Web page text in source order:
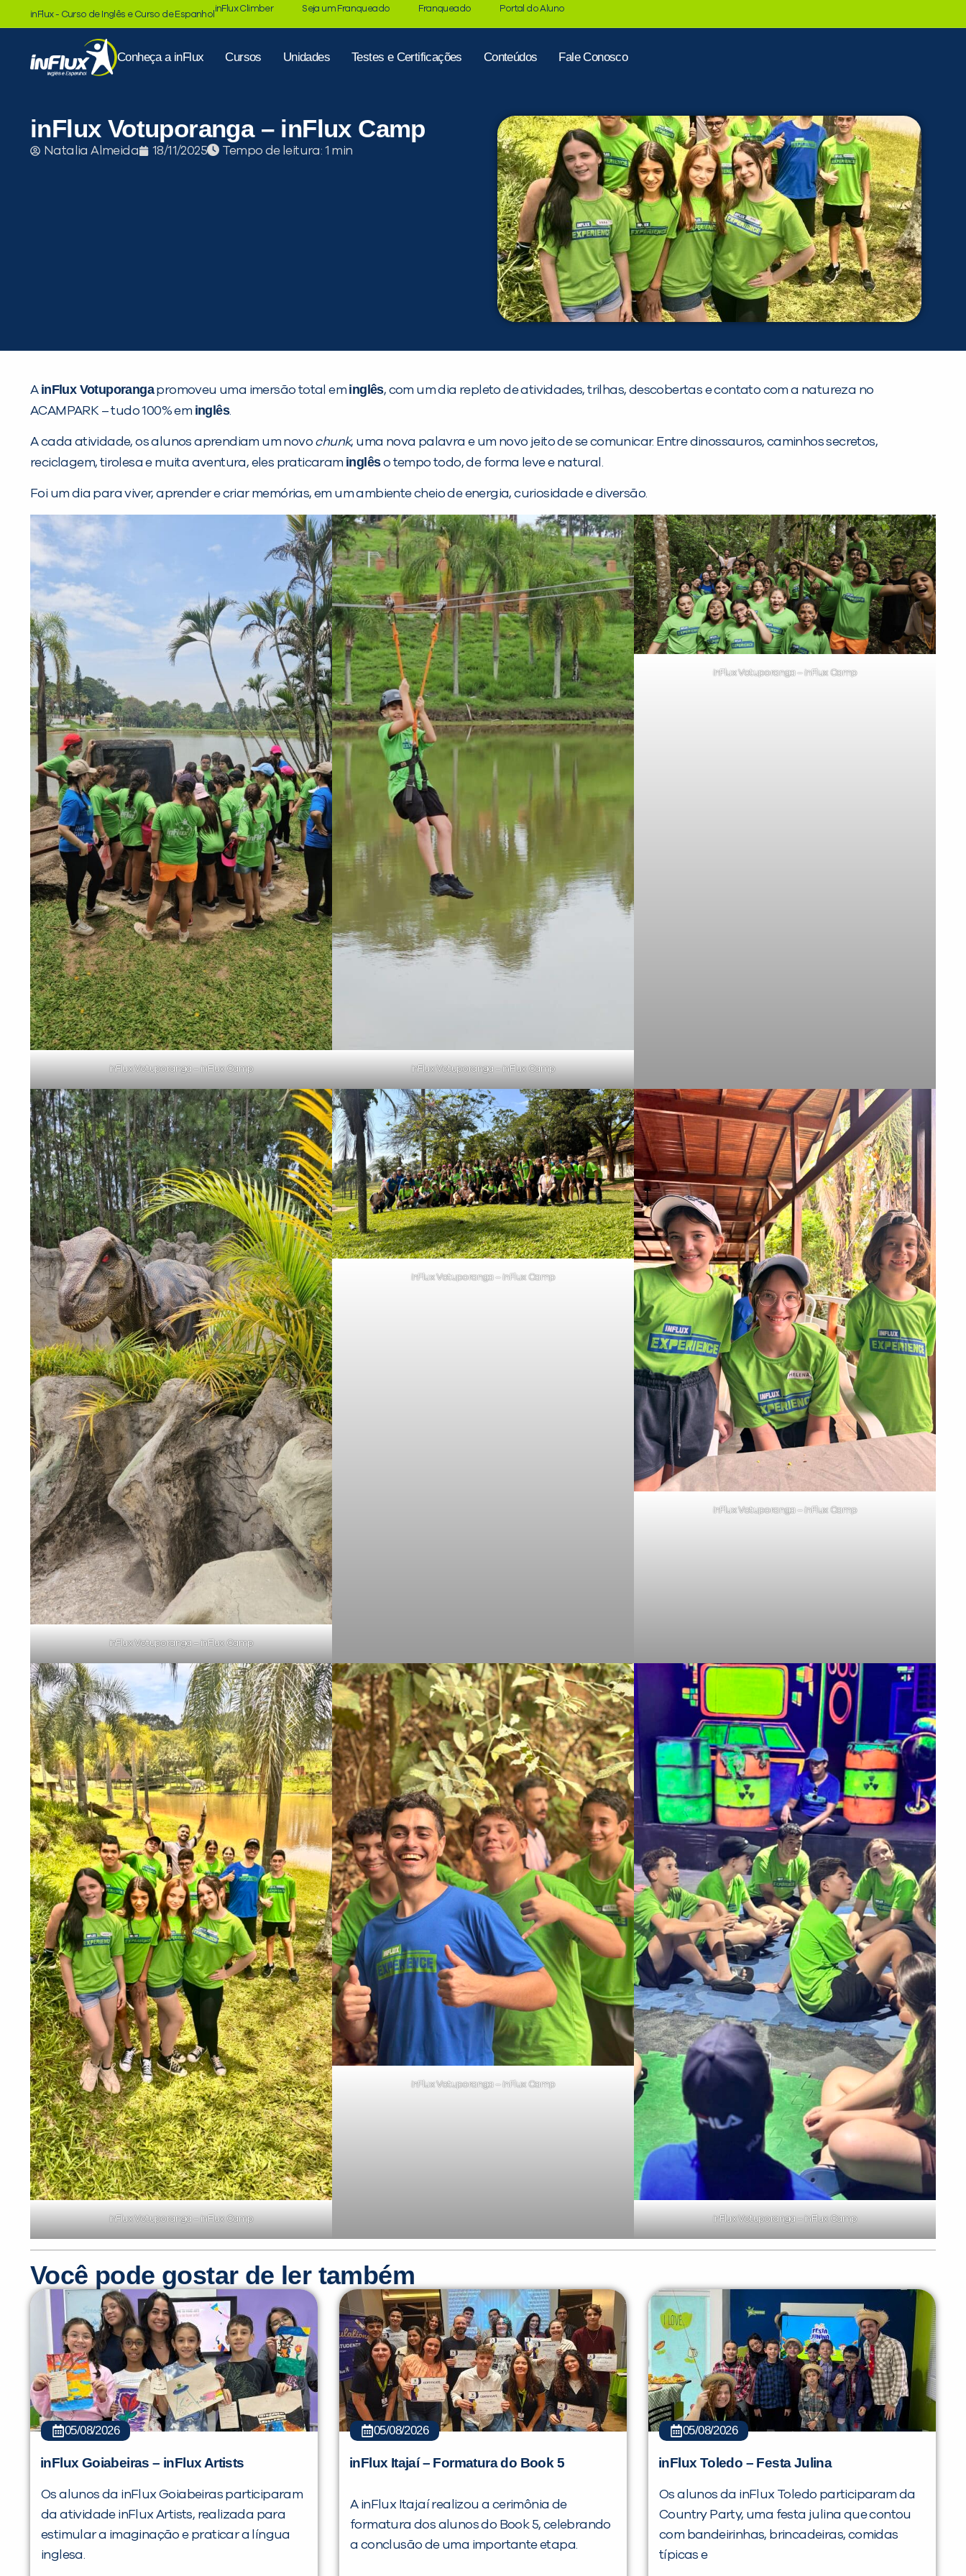
inFlux - Curso de Inglês e Curso de Espanhol
inFlux Climber Seja um Franqueado Franqueado Portal do Aluno
Conheça a inFlux Cursos Unidades Testes e Certificações Conteúdos Fale Conosco
inFlux Votuporanga – inFlux Camp
Natalia Almeida 18/11/2025 Tempo de leitura:
A inFlux Votuporangapromoveu uma imersão total em inglês, com um dia repleto de atividades, trilhas, descobertas e contato com a natureza no
ACAMPARK – tudo 100% em inglês.
A cada atividade, os alunos aprendiam um novo chunk, uma nova palavra e um novo jeito de se comunicar. Entre dinossauros, caminhos secretos,
reciclagem, tirolesa e muita aventura, eles praticaram inglêso tempo todo, de forma leve e natural.
Foi um dia para viver, aprender e criar memórias, em um ambiente cheio de energia, curiosidade e diversão.
inFlux Votuporanga – inFlux Camp inFlux Votuporanga – inFlux Camp
inFlux Votuporanga – inFlux Camp
inFlux Votuporanga – inFlux Camp
inFlux Votuporanga – inFlux Camp
inFlux Votuporanga – inFlux Camp
inFlux Votuporanga – inFlux Camp
inFlux Votuporanga – inFlux Camp
inFlux Votuporanga – inFlux Camp
Você pode gostar de ler também
05/08/2026
inFlux Goiabeiras – inFlux Artists
Os alunos da inFlux Goiabeiras participaram
da atividade inFlux Artists, realizada para
estimular a imaginação e praticar a língua
inglesa.
05/08/2026
inFlux Itajaí – Formatura do Book 5
A inFlux Itajaí realizou a cerimônia de
formatura dos alunos do Book 5, celebrando
a conclusão de uma importante etapa.
05/08/2026
inFlux Toledo – Festa Julina
Os alunos da inFlux Toledo participaram da
Country Party, uma festa julina que contou
com bandeirinhas, brincadeiras, comidas
típicas e
PEÇA UMA DEMONSTRAÇÃO DE MÉTODO